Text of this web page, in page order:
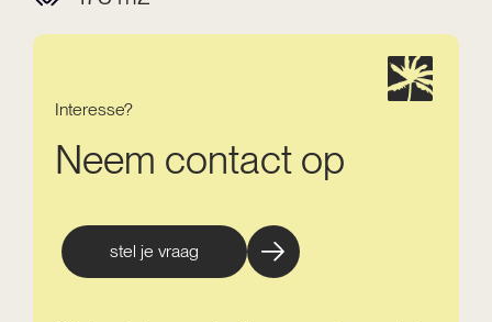
Interesse?
Neem contact op
stel je vraag